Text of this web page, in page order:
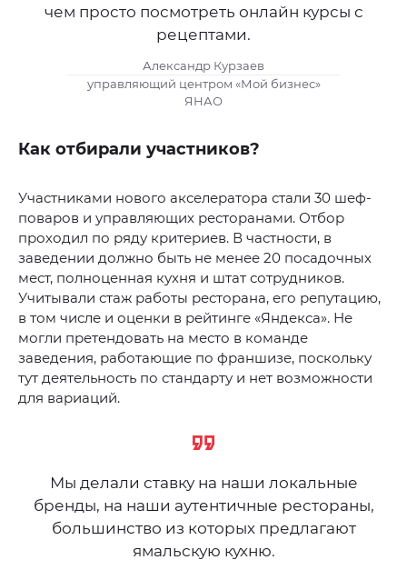
чем просто посмотреть онлайн курсы с
рецептами.
Александр Курзаев
управляющий центром «Мой бизнес»
ЯНАО
Как отбирали участников?
Участниками нового акселератора стали 30 шеф-
поваров и управляющих ресторанами. Отбор
проходил по ряду критериев. В частности, в
заведении должно быть не менее 20 посадочных
мест, полноценная кухня и штат сотрудников.
Учитывали стаж работы ресторана, его репутацию,
в том числе и оценки в рейтинге «Яндекса». Не
могли претендовать на место в команде
заведения, работающие по франшизе, поскольку
тут деятельность по стандарту и нет возможности
для вариаций.
Мы делали ставку на наши локальные
бренды, на наши аутентичные рестораны,
большинство из которых предлагают
ямальскую кухню.